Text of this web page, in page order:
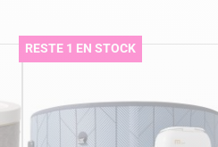
RESTE 1 EN STOCK